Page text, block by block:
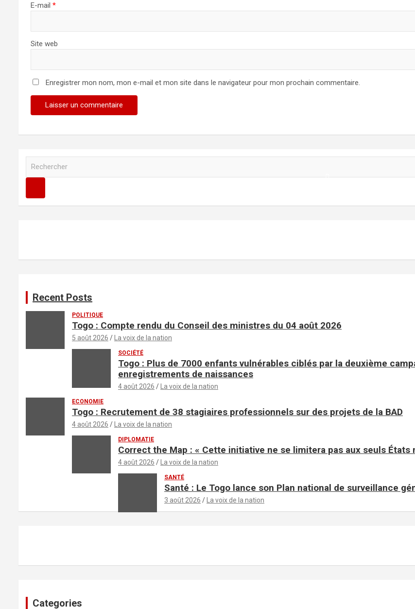
E-mail *
Site web
Enregistrer mon nom, mon e-mail et mon site dans le navigateur pour mon prochain commentaire.
c
Recent Posts
POLITIQUE
Togo : Compte rendu du Conseil des ministres du 04 août 2026
5 août 2026 La voix de la nation
SOCIÉTÉ
Togo : Plus de 7000 enfants vulnérables ciblés par la deuxième
enregistrements de naissances
4 août 2026 La voix de la nation
ECONOMIE
Togo : Recrutement de 38 stagiaires professionnels sur des projets de la BAD
4 août 2026 La voix de la nation
DIPLOMATIE
Correct the Map : « Cette initiative ne se limitera pas aux seuls États
4 août 2026 La voix de la nation
SANTÉ
Santé : Le Togo lance son Plan national de surveillance
3 août 2026 La voix de la nation
Categories